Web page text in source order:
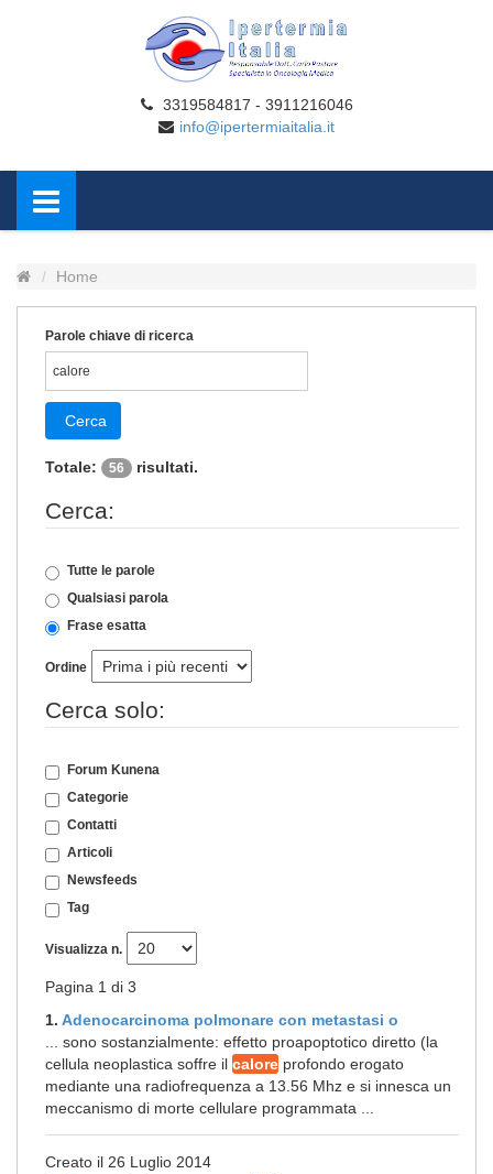
3319584817 - 3911216046
info@ipertermiaitalia.it
Home
Parole chiave di ricerca
Cerca
Totale: 56 risultati.
Cerca:
Tutte le parole
Qualsiasi parola
Frase esatta
Ordine
Cerca solo:
Forum Kunena
Categorie
Contatti
Articoli
Newsfeeds
Tag
Visualizza n.
Pagina 1 di 3
1. Adenocarcinoma polmonare con metastasi o
... sono sostanzialmente: effetto proapoptotico diretto (la
cellula neoplastica soffre il calore profondo erogato
mediante una radiofrequenza a 13.56 Mhz e si innesca un
meccanismo di morte cellulare programmata ...
Creato il 26 Luglio 2014